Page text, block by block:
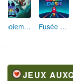
Aboiement Stellaire : Aventure Canine Fusée Chromatique: La Course des Couleurs
JEUX